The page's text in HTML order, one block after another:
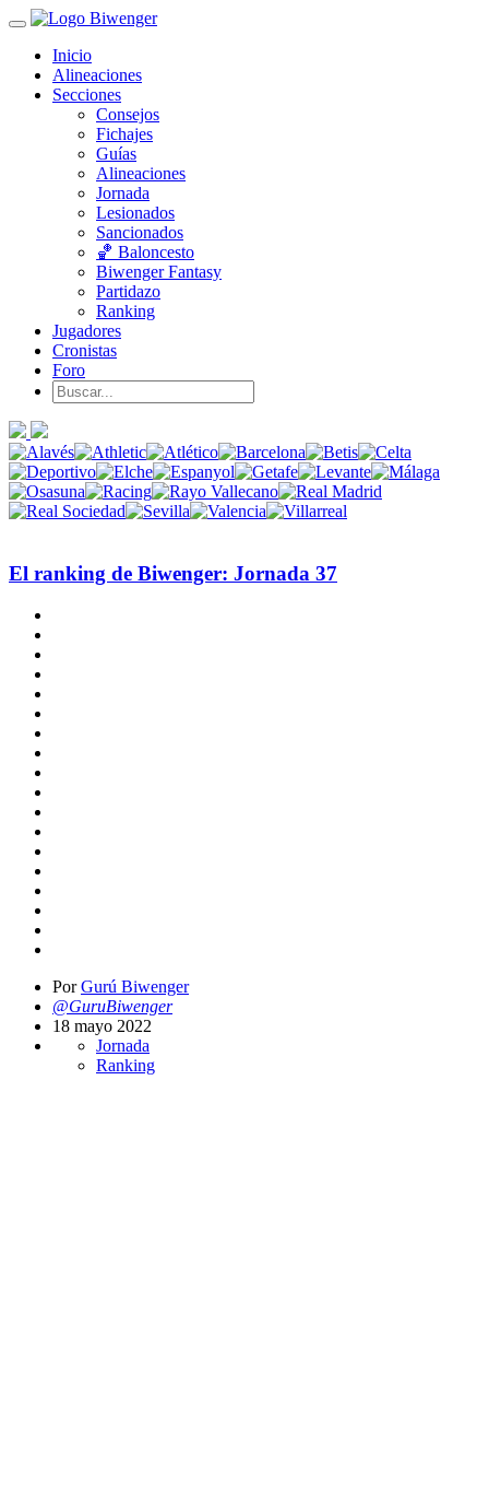
Inicio
Alineaciones
Secciones
Consejos
Fichajes
Guías
Alineaciones
Jornada
Lesionados
Sancionados
🏀 Baloncesto
Biwenger Fantasy
Partidazo
Ranking
Jugadores
Cronistas
Foro
El ranking de Biwenger: Jornada 37
PorGurú Biwenger
@GuruBiwenger
18 mayo 2022
Jornada
Ranking